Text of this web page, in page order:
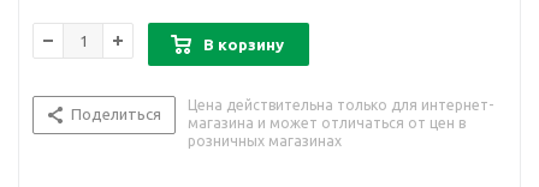
В корзину
Поделиться
Цена действительна только для интернет-
магазина и может отличаться от цен в
розничных магазинах